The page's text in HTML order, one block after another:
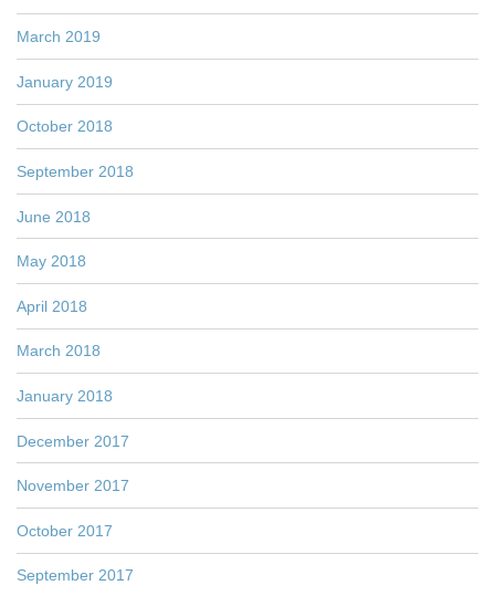
March 2019
January 2019
October 2018
September 2018
June 2018
May 2018
April 2018
March 2018
January 2018
December 2017
November 2017
October 2017
September 2017